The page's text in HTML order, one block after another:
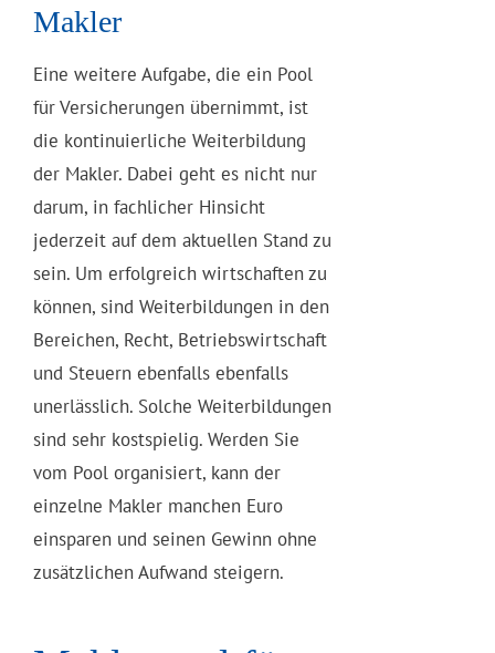
Makler
Eine weitere Aufgabe, die ein Pool
für Versicherungen übernimmt, ist
die kontinuierliche Weiterbildung
der Makler. Dabei geht es nicht nur
darum, in fachlicher Hinsicht
jederzeit auf dem aktuellen Stand zu
sein. Um erfolgreich wirtschaften zu
können, sind Weiterbildungen in den
Bereichen, Recht, Betriebswirtschaft
und Steuern ebenfalls ebenfalls
unerlässlich. Solche Weiterbildungen
sind sehr kostspielig. Werden Sie
vom Pool organisiert, kann der
einzelne Makler manchen Euro
einsparen und seinen Gewinn ohne
zusätzlichen Aufwand steigern.